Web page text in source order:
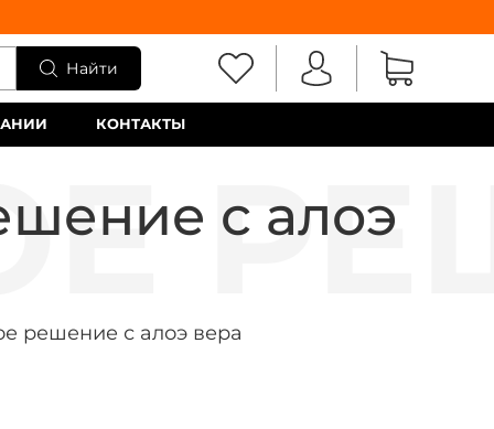
Найти
КОНТАКТЫ
с алоэ
решение с алоэ вера